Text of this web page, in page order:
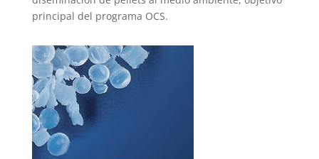
principal del programa OCS.